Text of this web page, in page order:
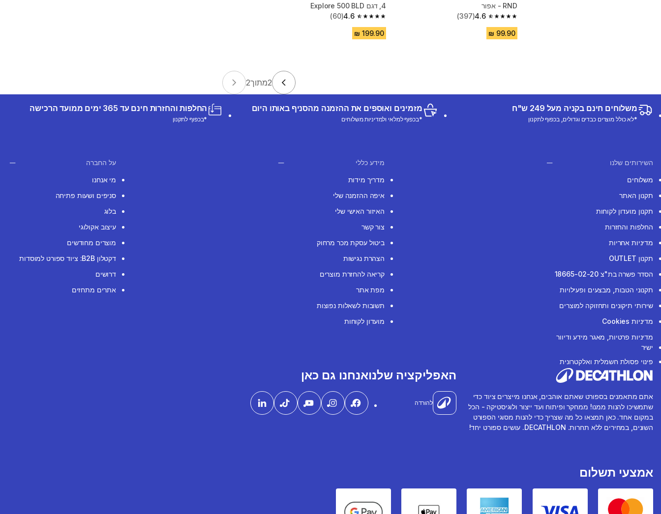
RND - אפור
4.6
4.6 out of 5 stars from 397 reviews
(397)
4, דגם Explore 500 BLD
4.6
4.6 out of 5 stars from 60 reviews
(60)
2מתוך2
משלוחים חינם בקניה מעל 249 ש"ח
*לא כולל מוצרים כבדים וגדולים, בכפוף לתקנון
מזמינים ואוספים את ההזמנה מהסניף באותו היום
*בכפוף למלאי ולמדיניות משלוחים
החלפות והחזרות חינם עד 365 ימים ממועד הרכישה
*בכפוף לתקנון
השירותים שלנו
משלוחים
תקנון האתר
תקנון מועדון לקוחות
החלפות והחזרות
מדיניות אחריות
תקנון OUTLET
הסדר פשרה בת"צ 18665-02-20
תקנוני הטבות, מבצעים ופעילויות
שירותי תיקונים ותחזוקה למוצרים
מדיניות Cookies
מדיניות פרטיות, מאגר מידע ודיוור
ישיר
פינוי פסולת חשמלית ואלקטרונית
מידע כללי
מדריך מידות
איפה ההזמנה שלי
האיזור האישי שלי
צור קשר
ביטול עסקת מכר מרחוק
הצהרת נגישות
קריאה להחזרת מוצרים
מפת אתר
תשובות לשאלות נפוצות
מועדון לקוחות
על החברה
מי אנחנו
סניפים ושעות פתיחה
בלוג
עיצוב אקולוגי
מוצרים מחודשים
דקטלון B2B: ציוד ספורט למוסדות
דרושים
אתרים מתחזים
אתם מתאמנים בספורט שאתם אוהבים, אנחנו מייצרים ציוד כדי
שתמשיכו להנות ממנו! ממחקר ופיתוח ועד ייצור ולוגיסטיקה - הכל
במקום אחד. כאן תמצאו כל מה שצריך כדי להנות מסוגי הספורט
השונים, במחירים ללא תחרות. DECATHLON. עושים ספורט יחד!
האפליקציה שלנו
להורדה
אנחנו גם כאן
אמצעי תשלום